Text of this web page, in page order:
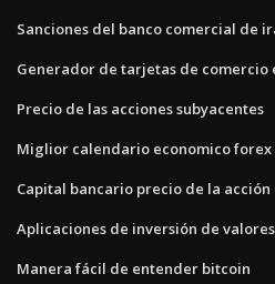
Sanciones del banco comercial de
Generador de tarjetas de comercio
Precio de las acciones subyacentes
Miglior calendario economico forex
Capital bancario precio de la acción
Aplicaciones de inversión de
Manera fácil de entender bitcoin